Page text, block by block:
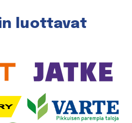
luottavat